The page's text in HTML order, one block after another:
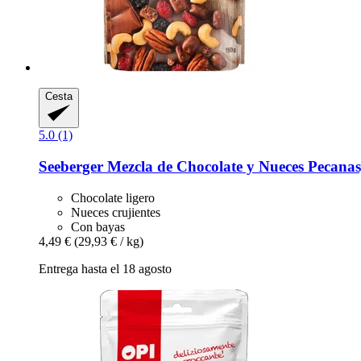
Cesta
5.0 (1)
Seeberger Mezcla de Chocolate y Nueces
Chocolate ligero
Nueces crujientes
Con bayas
4,49 € (29,93 € / kg)
Entrega hasta el 18 agosto